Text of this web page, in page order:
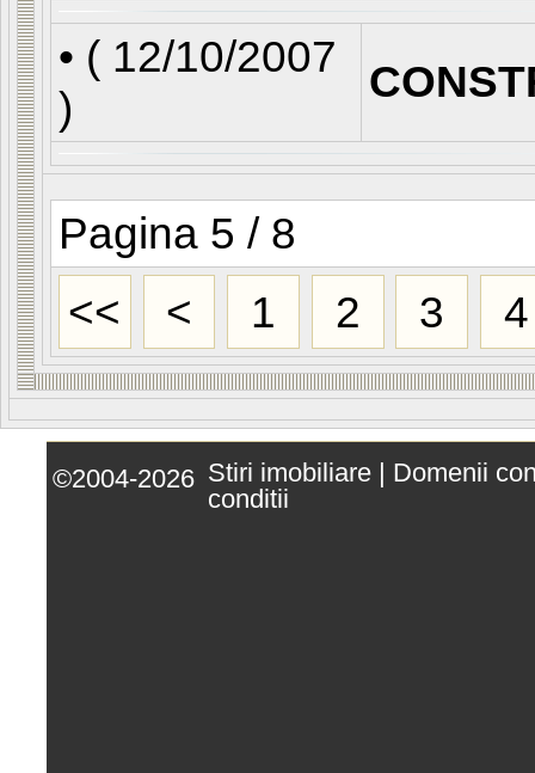
• ( 12/10/2007
)
Pagina 5 / 8
<<
< 1 2 3 4
©2004-2026 Stiri imobiliare | Domenii
conditii